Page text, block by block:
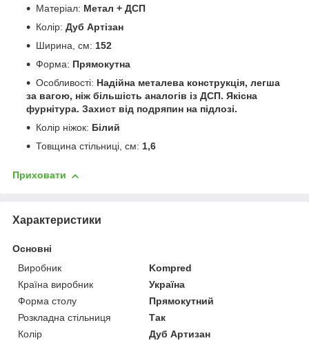
Матеріал: Метал + ДСП
Колір: Дуб Артізан
Ширина, см: 152
Форма: Прямокутна
Особливості: Надійна металева конструкція, легша
за вагою, ніж більшість аналогів із ДСП. Якісна
фурнітура. Захист від подряпин на підлозі.
Колір ніжок: Білий
Товщина стільниці, см: 1,6
Приховати
Характеристики
Основні
Виробник
Kompred
Країна виробник
Україна
Форма столу
Прямокутний
Розкладна стільниця
Так
Колір
Дуб Артизан